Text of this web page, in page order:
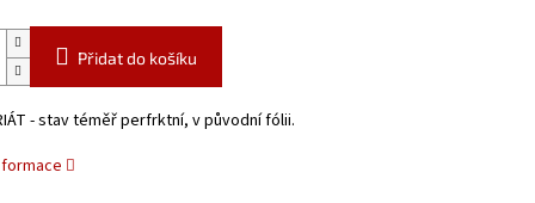
Přidat do košíku
- stav téměř perfrktní, v původní fólii.